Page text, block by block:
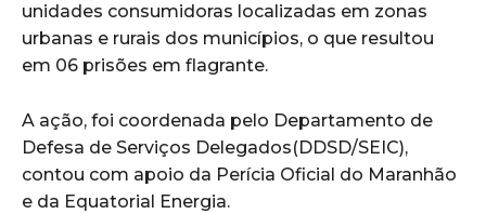
unidades consumidoras localizadas em zonas
urbanas e rurais dos municípios, o que resultou
em 06 prisões em flagrante.
A ação, foi coordenada pelo Departamento de
Defesa de Serviços Delegados(DDSD/SEIC),
contou com apoio da Perícia Oficial do Maranhão
e da Equatorial Energia.